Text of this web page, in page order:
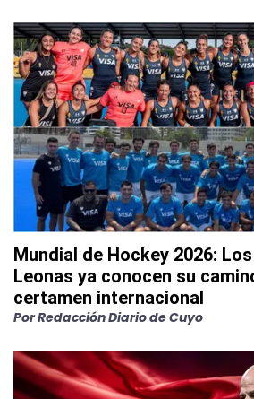
Mundial de Hockey 2026:
Leonas ya conocen su
certamen internacional
PorRedacción Diario de Cuyo